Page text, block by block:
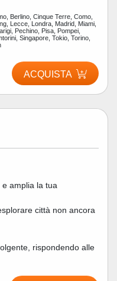
Berlino, Cinque Terre, Como,
Lecce, Londra, Madrid, Miami,
Pechino, Pisa, Pompei,
Singapore, Tokio, Torino,
ACQUISTA
e amplia la tua
città non ancora
rispondendo alle